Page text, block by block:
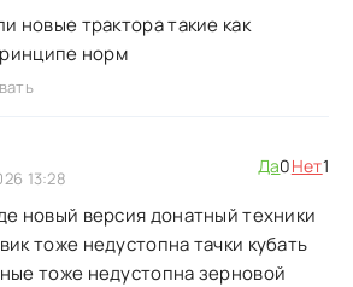
новые трактора такие как
норм
13:28
Да0Нет1
новый версия донатный техники
тоже недустопна тачки кубать
тоже недустопна зерновой